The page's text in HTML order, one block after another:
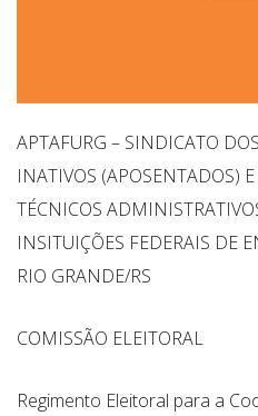
APTAFURG – SINDICATO
INATIVOS (APOSENTADOS)
TÉCNICOS
INSITUIÇÕES FEDERAIS DE
RIO GRANDE/RS
COMISSÃO ELEITORAL
Regimento Eleitoral para a